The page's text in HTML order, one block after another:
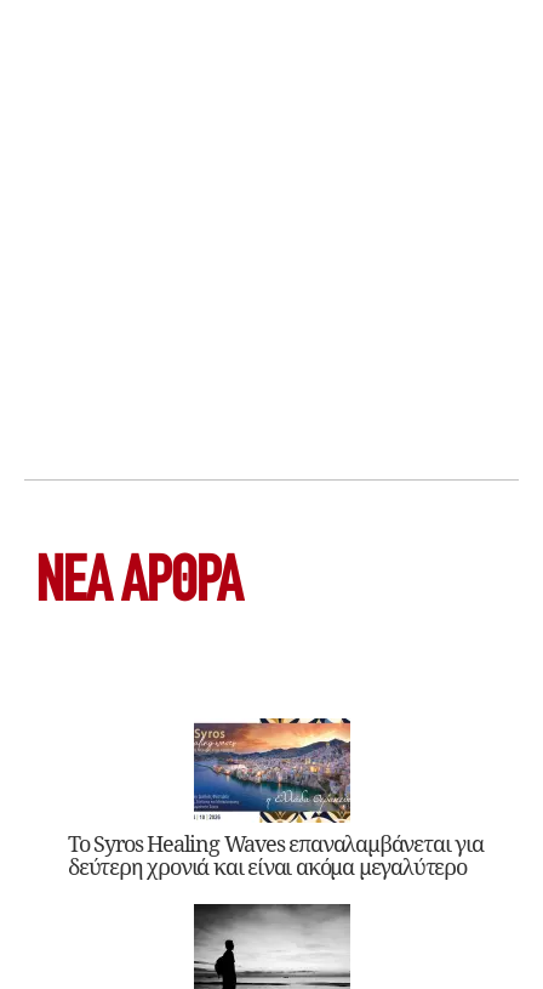
ΝΕΑ ΆΡΘΡΑ
Το Syros Healing Waves επαναλαμβάνεται για
δεύτερη χρονιά και είναι ακόμα μεγαλύτερο